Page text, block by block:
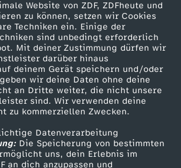
Website von ZDF, ZDFheute und
zu können, setzen wir Cookies
Techniken ein. Einige der
sind unbedingt erforderlich
Mit deiner Zustimmung dürfen wir
darüber hinaus
deinem Gerät speichern und/oder
wir deine Daten ohne deine
an Dritte weiter, die nicht unsere
sind. Wir verwenden deine
zu kommerziellen Zwecken.
Datenverarbeitung
Die Speicherung von bestimmten
uns, dein Erlebnis im
an dich anzupassen und
Service
ZDFmitreden
Kontakt zum ZDF
Tickets
Zuschauerservice
Hilfe